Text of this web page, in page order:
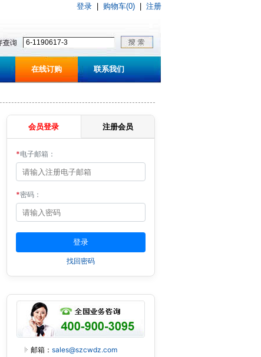
登录 购物车(0) 注册
在线订购 联系我们
会员登录 注册会员
*电子邮箱：
*密码：
找回密码
邮箱： sales@szcwdz.com